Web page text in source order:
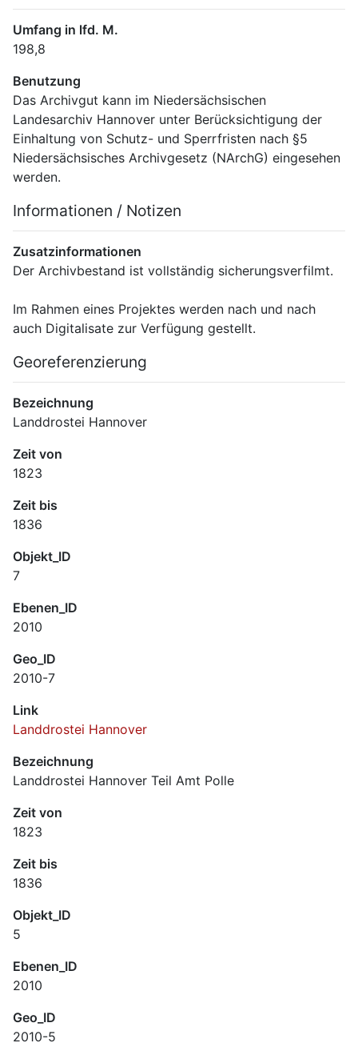
Umfang in lfd. M.
198,8
Benutzung
Das Archivgut kann im Niedersächsischen
Landesarchiv Hannover unter Berücksichtigung der
Einhaltung von Schutz- und Sperrfristen nach §5
Niedersächsisches Archivgesetz (NArchG) eingesehen
werden.
Informationen / Notizen
Zusatzinformationen
Der Archivbestand ist vollständig sicherungsverfilmt.
Im Rahmen eines Projektes werden nach und nach
auch Digitalisate zur Verfügung gestellt.
Georeferenzierung
Bezeichnung
Landdrostei Hannover
Zeit von
1823
Zeit bis
1836
Objekt_ID
7
Ebenen_ID
2010
Geo_ID
2010-7
Link
Landdrostei Hannover
Bezeichnung
Landdrostei Hannover Teil Amt Polle
Zeit von
1823
Zeit bis
1836
Objekt_ID
5
Ebenen_ID
2010
Geo_ID
2010-5